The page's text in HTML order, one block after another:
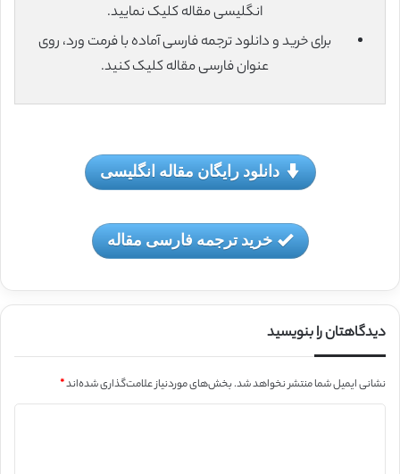
انگلیسی مقاله کلیک نمایید.
برای خرید و دانلود ترجمه فارسی آماده با فرمت ورد، روی
عنوان فارسی مقاله کلیک کنید.
دانلود رایگان مقاله انگلیسی
خرید ترجمه فارسی مقاله
دیدگاهتان را بنویسید
نشانی ایمیل شما منتشر نخواهد شد.بخش‌های موردنیاز علامت‌گذاری شده‌اند*